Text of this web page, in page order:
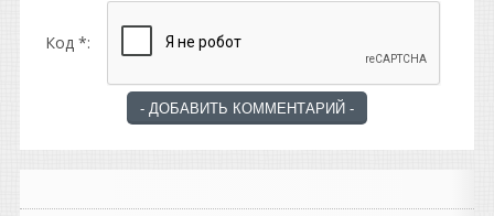
Код *: